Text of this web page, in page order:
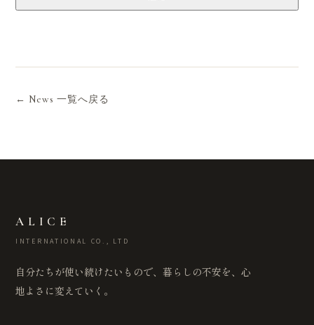
← News 一覧へ戻る
ALICE
INTERNATIONAL CO., LTD
自分たちが使い続けたいもので、暮らしの不安を、心
地よさに変えていく。